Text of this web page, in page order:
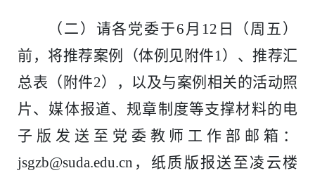
（二）请各党委于6月12日（周五）
前，将推荐案例（体例见附件1）、推荐汇
总表（附件2），以及与案例相关的活动照
片、媒体报道、规章制度等支撑材料的电
子版发送至党委教师工作部邮箱：
jsgzb@suda.edu.cn，纸质版报送至凌云楼